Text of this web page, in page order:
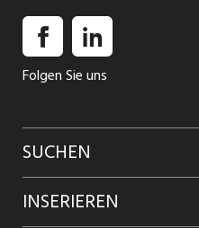
Folgen Sie uns
SUCHEN
Jobs suchen
INSERIEREN